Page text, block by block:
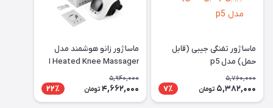
ماساژور تفنگی جیبی (قابل
حمل) مدل p5
5,760,000
5,382,000 تومان 7٪
ماساژور زانو هوشمند مدل
Heated Knee Massager ا
Heated Knee Massager
5,940,000
4,662,000 تومان 22٪